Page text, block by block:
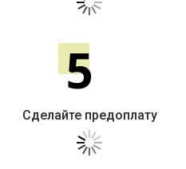
5
Сделайте предоплату